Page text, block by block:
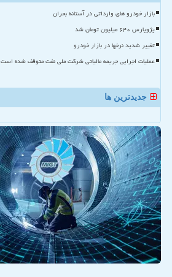
بازار خودرو های وارداتی در آستانه بحران
پژوپارس ۶۴۰ میلیون تومان شد
تغییر شدید نرخها در بازار خودرو
عملیات اجرایی جریمه مالیاتی شرکت ملی نفت متوقف شده است
جدیدترین ها